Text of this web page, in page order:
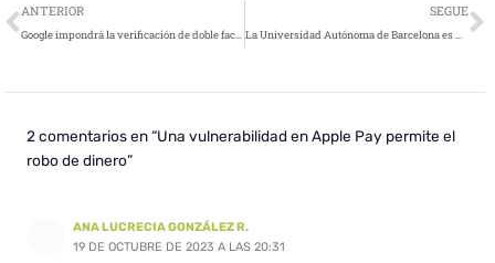
Ant
ANTERIOR
Google impondrá la verificación de doble factor antes de fin de año
SEGUE
La Universidad Autónoma de Barcelona es víctima de un ciberataque
2 comentarios en “Una vulnerabilidad en Apple Pay permite el
robo de dinero”
ANA LUCRECIA GONZÁLEZ R.
19 DE OCTUBRE DE 2023 A LAS 20:31